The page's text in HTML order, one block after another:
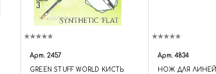
Арт. 2457
GREEN STUFF WORLD КИСТЬ
Арт. 4834
НОЖ ДЛЯ